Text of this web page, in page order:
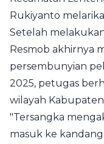
Rukiyanto
Setelah
Resmob akhirnya
persembunyian
2025, petugas
wilayah
"Tersangka
masuk ke